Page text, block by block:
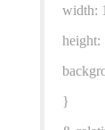
width:
height:
}